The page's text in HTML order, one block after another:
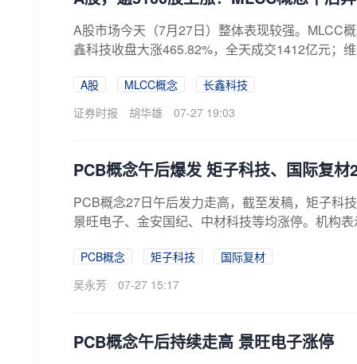
A股市场今天（7月27日）整体表现较强。MLCC
鑫科技收盘大涨465.82%，全天成交1412亿元；
A股 MLCC概念
长鑫科技
证券时报
胡华雄 07-27 19:03
PCB概念午后爆发 矩子科技、国际复材
PCB概念27日午后发力走高，截至发稿，矩子科
景旺电子、金安国纪、中材科技等均涨停。机构
PCB概念 矩子科技
国际复材
吴永芳
07-27 15:17
PCB概念午后持续走高 景旺电子涨停